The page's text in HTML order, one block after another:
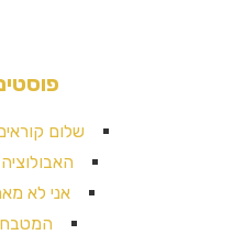
שלום
אני לא
המטבח